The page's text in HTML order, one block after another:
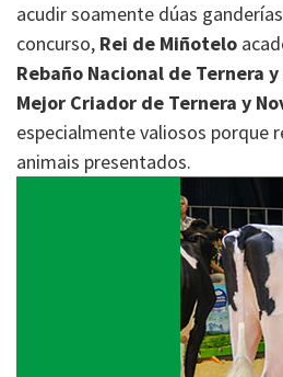
acudir soamente dúas
concurso, Rei de Miñotelo
Rebaño Nacional de Ternera
Mejor Criador de Ternera y
especialmente valiosos porque
animais presentados.